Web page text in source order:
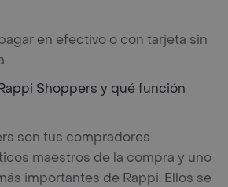
en efectivo o con tarjeta sin
Shoppers y qué función
son tus compradores
maestros de la compra y uno
importantes de Rappi. Ellos se